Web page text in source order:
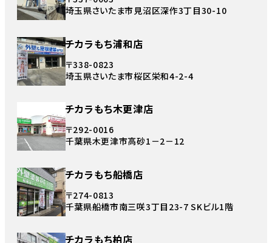
埼玉県さいたま市見沼区深作3丁目30-10
チカラもち浦和店
〒338-0823
埼玉県さいたま市桜区栄和4-2-4
チカラもち木更津店
〒292-0016
千葉県木更津市高砂1－2－12
チカラもち船橋店
〒274-0813
千葉県船橋市南三咲3丁目23-7 SKビル1階
チカラもち柏店